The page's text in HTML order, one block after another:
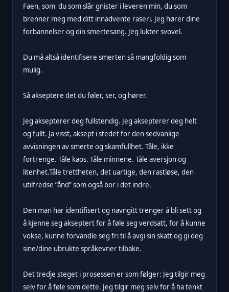
Faen, som du som slår gnister i leveren min, du som
brenner meg med ditt innadvente raseri. Jeg hører dine
forbannelser og din smertesang. Jeg lukter svovel.
Du må altså identifisere smerten så mangfoldig som
mulig.
Så akseptere det du føler, ser, og hører.
Jeg aksepterer deg fullstendig. Jeg aksepterer deg helt
og fullt. Ja visst, aksept i stedet for den sedvanlige
avvisningen av smerte og skamfullhet. Tåle, ikke
fortrenge. Tåle kaos. Tåle minnene. Tåle aversjon og
litenhet.Tåle trettheten, det uartige, den rastløse, den
utilfredse ”ånd” som også bor i det indre.
Den man har identifisert og navngitt trenger å bli sett og
å kjenne seg akseptert for å føle seg verdsatt, for å kunne
vokse, kunne forvandle seg fri til å avgi sin skatt og gi deg
sine/dine ubrukte språkevner tilbake.
Det tredje steget i prosessen er som følger: Jeg tilgir meg
selv for å føle som dette. Jeg tilgir meg selv for å ha tenkt